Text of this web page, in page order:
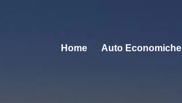
Home Auto Economiche